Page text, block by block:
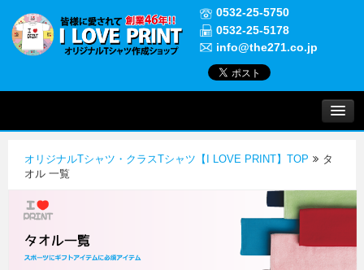
0532-25-5750
0532-25-5178
info@the271.co.jp
実績紹介
よくある質問
ご注文について
オリジナルTシャツ・クラスTシャツ【I LOVE PRINT】TOP
タ
オル 一覧